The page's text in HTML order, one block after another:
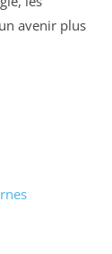
avenir plus